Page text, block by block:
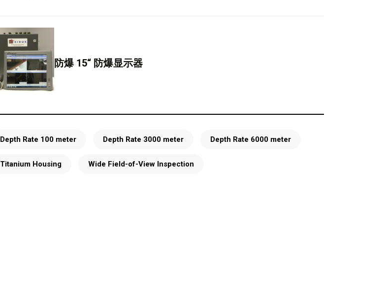
防爆 15“ 防爆显示器
Depth Rate 100 meter Depth Rate 3000 meter Depth Rate 6000 meter
Titanium Housing Wide Field-of-View Inspection